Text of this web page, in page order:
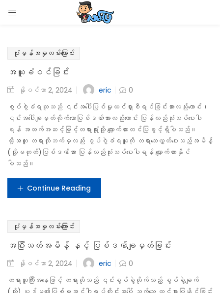
Open submenu (ရပိုင်ခွင့်)
Open submenu (အကူအညီ)
ရင်းမြစ်များ
Open submenu (အခြား)
အခြား
Close submenu
ရပိုင်ခွင့်
ရာဇဝတ်ကြောင်းအရ စွပ်စွဲခြင်းခံရသူ
တိုင်ကြားသူနှင့်မျက်မြင်သက်သေများ၏ အခွင့်အရေး
အမျိုးသမီးများနှင့် သက်ဆိုင်သည့် ဥပဒေများ
ကလေးသူငယ်နှင့်သက်ဆိုင်သော ဥပဒေ
LGBTQI Rights
အလုပ်သမား ဥပဒေ
ဥပဒေပြင်ဆင်ချက်များ
ဖမ်းဆီးချုပ်နှာင်ခံရသူများ၏အခွင့်အ‌ရေးများ
ပစ္စည်းဥစ္စာကို သိမ်းဆည်းခြင်းနှင့်ပြည်သူ့ဘဏ္ဍာအဖြစ်
သိမ်းဆည်းခြင်း
ပြစ်ဒဏ်သက်သာခွင့်အတွက် အပေးအယူပြုခြင်း
Enter your username and password to login.
Remember me
Login